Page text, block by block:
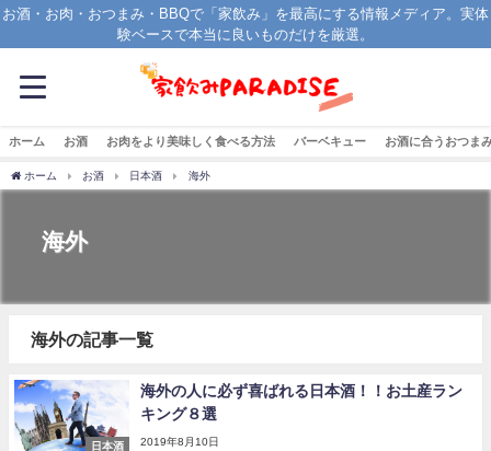
お酒・お肉・おつまみ・BBQで「家飲み」を最高にする情報メディア。実体
験ベースで本当に良いものだけを厳選。
ホーム お酒 お肉をより美味しく食べる方法 バーベキュー お酒に合うおつま
ホーム お酒 日本酒 海外
海外
海外の記事一覧
日本酒
海外の人に必ず喜ばれる日本酒！！お土産ラン
キング８選
2019年8月10日